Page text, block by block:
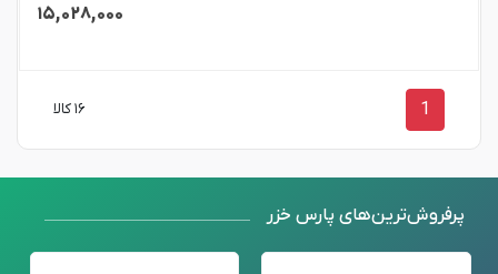
۱۵,۰۲۸,۰۰۰
1 ۱۶ کالا
پرفروش‌ترین‌های پارس خزر